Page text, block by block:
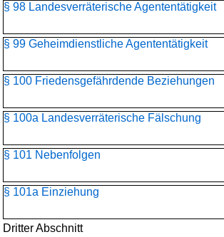
§ 98 Landesverräterische Agententätigkeit
§ 99 Geheimdienstliche Agententätigkeit
§ 100 Friedensgefährdende Beziehungen
§ 100a Landesverräterische Fälschung
§ 101 Nebenfolgen
§ 101a Einziehung
Dritter Abschnitt